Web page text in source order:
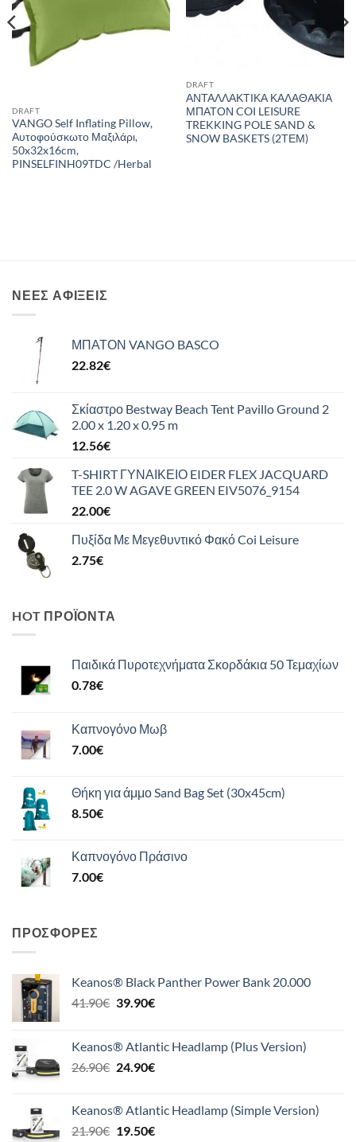
DRAFT
VANGO Self Inflating Pillow,
Αυτοφούσκωτο Μαξιλάρι,
50x32x16cm,
PINSELFINH09TDC /Herbal
DRAFT
ΑΝΤΑΛΛΑΚΤΙΚΑ ΚΑΛΑΘΑΚΙΑ
ΜΠΑΤΟΝ COI LEISURE
TREKKING POLE SAND &
SNOW BASKETS (2ΤΕΜ)
ΝΈΕΣ ΑΦΊΞΕΙΣ
ΜΠΑΤΟΝ VANGO BASCO
22.82€
Σκίαστρο Bestway Beach Tent Pavillo Ground 2
2.00 x 1.20 x 0.95 m
12.56€
T-SHIRT ΓΥΝΑΙΚΕΙΟ EIDER FLEX JACQUARD
TEE 2.0 W AGAVE GREEN EIV5076_9154
22.00€
Πυξίδα Με Μεγεθυντικό Φακό Coi Leisure
2.75€
HOT ΠΡΟΪΌΝΤΑ
Παιδικά Πυροτεχνήματα Σκορδάκια 50 Τεμαχίων
0.78€
Καπνογόνο Μωβ
7.00€
Θήκη για άμμο Sand Bag Set (30x45cm)
8.50€
Καπνογόνο Πράσινο
7.00€
ΠΡΟΣΦΟΡΈΣ
Keanos® Black Panther Power Bank 20.000
41.90€ Original
41.90€.
39.90€Η
είναι:
39.90€.
Keanos® Atlantic Headlamp (Plus Version)
26.90€ Original
26.90€.
24.90€Η
είναι:
24.90€.
Keanos® Atlantic Headlamp (Simple Version)
21.90€ Original
19.50€Η